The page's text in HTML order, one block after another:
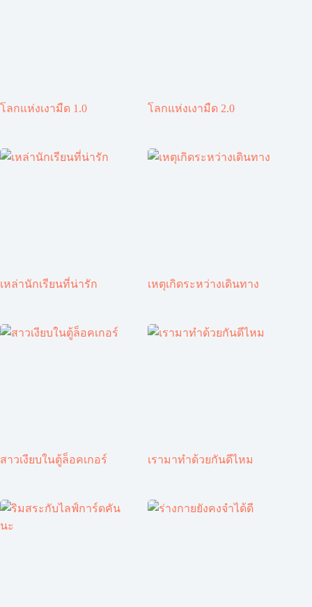
โลกแห่งเงามืด 1.0 โลกแห่งเงามืด 2.0
เหล่านักเรียนที่น่ารัก เหตุเกิดระหว่างเดินทาง
สาวเงียบในตู้ล็อคเกอร์ เรามาทำด้วยกันดีไหม